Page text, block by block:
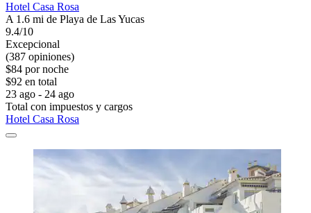
Hotel Casa Rosa
A 1.6 mi de Playa de Las Yucas
9.4/10
Excepcional
(387 opiniones)
$84 por noche
$92 en total
23 ago - 24 ago
Total con impuestos y cargos
Hotel Casa Rosa